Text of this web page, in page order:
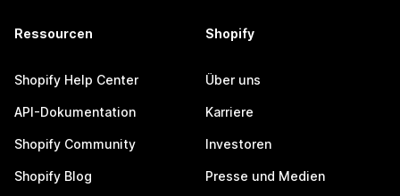
Ressourcen
Shopify Help Center
API-Dokumentation
Shopify Community
Shopify Blog
Shopify
Über uns
Karriere
Investoren
Presse und Medien